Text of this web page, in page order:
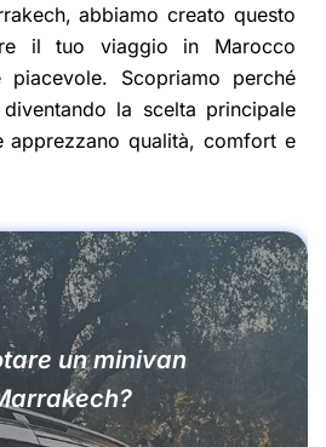
abbiamo creato questo
il tuo viaggio in Marocco
Scopriamo perché
la scelta principale
apprezzano qualità, comfort e
un minivan